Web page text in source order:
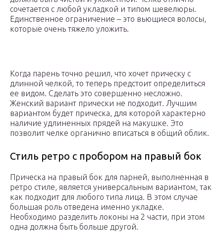
сочетается с любой укладкой и типом шевелюры.
Единственное ограничение – это вьющиеся волосы,
которые очень тяжело уложить.
Когда парень точно решил, что хочет прическу с
длинной челкой, то теперь предстоит определиться
ее видом. Сделать это совершенно несложно.
Женский вариант прически не подходит. Лучшим
вариантом будет прическа, для которой характерно
наличие удлиненных прядей на макушке. Это
позволит челке органично вписаться в общий облик.
Стиль ретро с пробором на правый бок
Прическа на правый бок для парней, выполненная в
ретро стиле, является универсальным вариантом, так
как подходит для любого типа лица. В этом случае
большая роль отведена именно укладке.
Необходимо разделить локоны на 2 части, при этом
одна должна быть больше другой.